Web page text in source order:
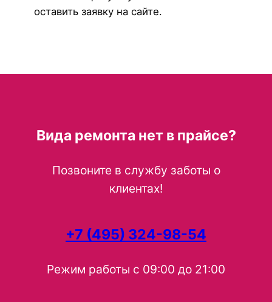
оставить заявку на сайте.
Вида ремонта нет в прайсе?
Позвоните в службу заботы о
клиентах!
+7 (495) 324-98-54
Режим работы с 09:00 до 21:00